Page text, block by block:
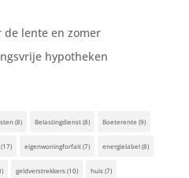
de lente en zomer
hypotheken
(8) Belastingdienst(8) Boeterente (9)
eigenwoningforfait(7) energielabel(8)
geldverstrekkers(10) huis(7)